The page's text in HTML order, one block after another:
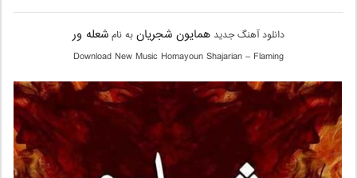
دانلود آهنگ جدید همایون شجریانبه نامشعله ور
Download New Music Homayoun Shajarian – Flaming